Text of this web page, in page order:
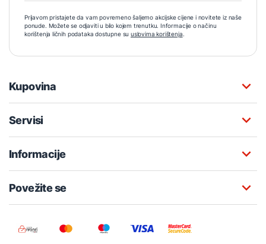
Prijavom pristajete da vam povremeno šaljemo akcijske cijene i novitete iz naše
ponude. Možete se odjaviti u bilo kojem trenutku. Informacije o načinu
korištenja ličnih podataka dostupne su uslovima korištenja.
Kupovina
Servisi
Informacije
Povežite se